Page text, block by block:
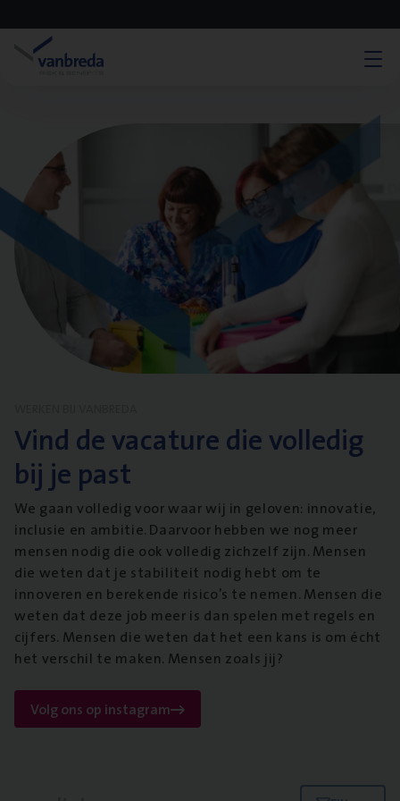
Vind de vacature die volledig
bij je past
We gaan volledig voor waar wij in geloven: innovatie,
inclusie en ambitie. Daarvoor hebben we nog meer
mensen nodig die ook volledig zichzelf zijn. Mensen
die weten dat je stabiliteit nodig hebt om te
innoveren en berekende risico’s te nemen. Mensen die
weten dat deze job meer is dan spelen met regels en
cijfers. Mensen die weten dat het een kans is om écht
het verschil te maken. Mensen zoals jij?
Volg ons op instagram